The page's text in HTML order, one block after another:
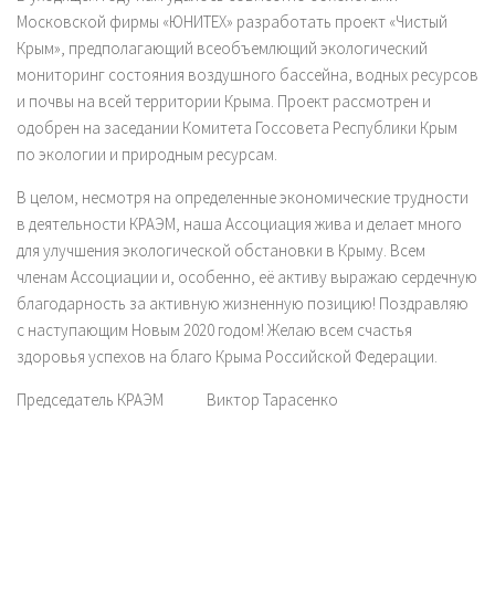
Московской фирмы «ЮНИТЕХ» разработать проект «Чистый
Крым», предполагающий всеобъемлющий экологический
мониторинг состояния воздушного бассейна, водных ресурсов
и почвы на всей территории Крыма. Проект рассмотрен и
одобрен на заседании Комитета Госсовета Республики Крым
по экологии и природным ресурсам.
В целом, несмотря на определенные экономические трудности
в деятельности КРАЭМ, наша Ассоциация жива и делает много
для улучшения экологической обстановки в Крыму. Всем
членам Ассоциации и, особенно, её активу выражаю сердечную
благодарность за активную жизненную позицию! Поздравляю
с наступающим Новым 2020 годом! Желаю всем счастья
здоровья успехов на благо Крыма Российской Федерации.
Председатель КРАЭМ Виктор Тарасенко